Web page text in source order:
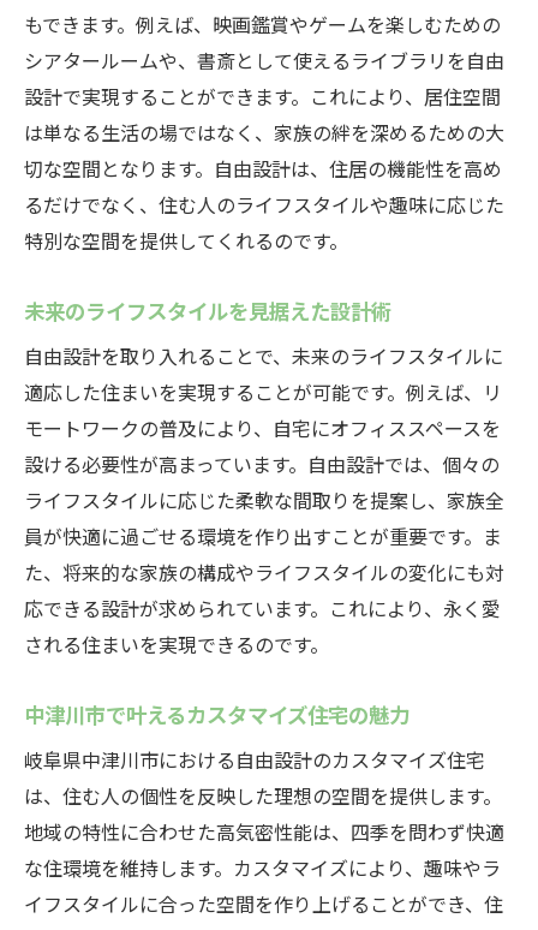
もできます。例えば、映画鑑賞やゲームを楽しむための
シアタールームや、書斎として使えるライブラリを自由
設計で実現することができます。これにより、居住空間
は単なる生活の場ではなく、家族の絆を深めるための大
切な空間となります。自由設計は、住居の機能性を高め
るだけでなく、住む人のライフスタイルや趣味に応じた
特別な空間を提供してくれるのです。
未来のライフスタイルを見据えた設計術
自由設計を取り入れることで、未来のライフスタイルに
適応した住まいを実現することが可能です。例えば、リ
モートワークの普及により、自宅にオフィススペースを
設ける必要性が高まっています。自由設計では、個々の
ライフスタイルに応じた柔軟な間取りを提案し、家族全
員が快適に過ごせる環境を作り出すことが重要です。ま
た、将来的な家族の構成やライフスタイルの変化にも対
応できる設計が求められています。これにより、永く愛
される住まいを実現できるのです。
中津川市で叶えるカスタマイズ住宅の魅力
岐阜県中津川市における自由設計のカスタマイズ住宅
は、住む人の個性を反映した理想の空間を提供します。
地域の特性に合わせた高気密性能は、四季を問わず快適
な住環境を維持します。カスタマイズにより、趣味やラ
イフスタイルに合った空間を作り上げることができ、住